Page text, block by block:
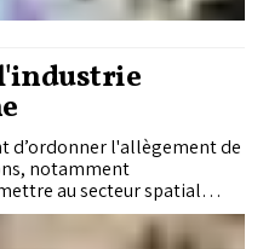
d’ordonner l'allègement de
notamment
au secteur spatial
"considérable" ses